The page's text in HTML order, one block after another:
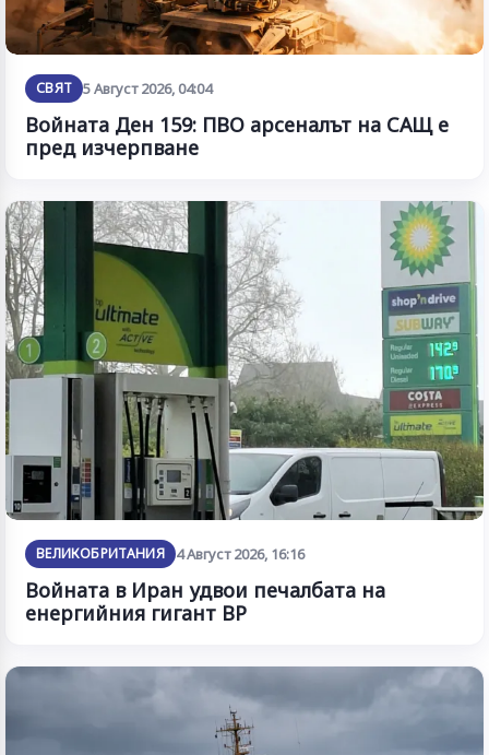
СВЯТ 5 Август 2026, 04:04
Войната Ден 159: ПВО арсеналът на САЩ е
пред изчерпване
ВЕЛИКОБРИТАНИЯ 4 Август 2026, 16:16
Войната в Иран удвои печалбата на
енергийния гигант BP